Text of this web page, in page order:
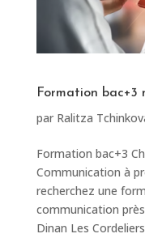
Formation bac+3
par Ralitza
Formation bac+3
Communication à
recherchez une
communication
Dinan Les